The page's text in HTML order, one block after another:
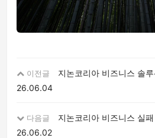
이전글
지논코리아 비즈니스 솔
26.06.04
다음글
지논코리아 비즈니스 실
26.06.02